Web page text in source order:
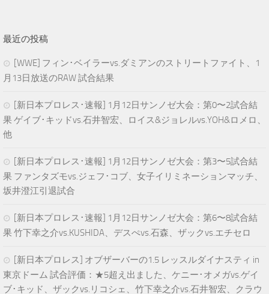
最近の投稿
[WWE] フィン･ベイラーvs.ダミアンのストリートファイト、1
月13日放送のRAW 試合結果
[新日本プロレス･速報] 1月12日サンノゼ大会：第0〜2試合結
果 ゲイブ･キッドvs.石井智宏、ロイス&ジョレルvs.YOH&ロメロ、
他
[新日本プロレス･速報] 1月12日サンノゼ大会：第3〜5試合結
果 ファンタズモvs.ジェフ･コブ、女子イリミネーションマッチ、
坂井澄江引退試合
[新日本プロレス･速報] 1月12日サンノゼ大会：第6〜8試合結
果 竹下幸之介vs.KUSHIDA、デスぺvs.石森、ザックvs.エチセロ
[新日本プロレス] オブザーバーの1.5 レッスルダイナスティ in
東京ドーム 試合評価：★5超え出ました、ケニー･オメガvs.ゲイ
ブ･キッド、ザックvs.リコシェ、竹下幸之介vs.石井智宏、クラウ